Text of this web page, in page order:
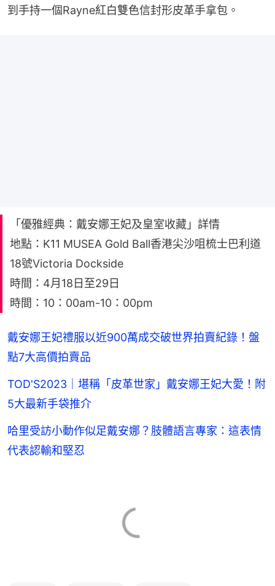
到手持一個Rayne紅白雙色信封形皮革手拿包。
「優雅經典：戴安娜王妃及皇室收藏」詳情
地點：K11 MUSEA Gold Ball香港尖沙咀梳士巴利道
18號Victoria Dockside
時間：4月18日至29日
時間：10：00am-10：00pm
戴安娜王妃禮服以近900萬成交破世界拍賣紀錄！盤
點7大高價拍賣品
TOD'S2023｜堪稱「皮革世家」戴安娜王妃大愛！附
5大最新手袋推介
哈里受訪小動作似足戴安娜？肢體語言專家：這表情
代表認輸和堅忍